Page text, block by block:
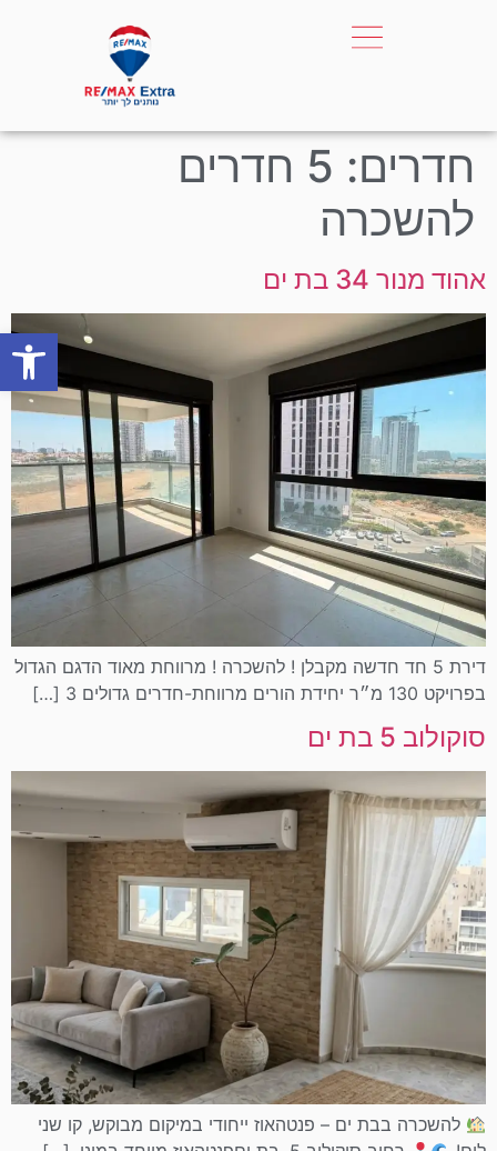
פתח
חדרים:
5 חדרים
להשכרה
אהוד מנור 34 בת ים
דירת 5 חד חדשה מקבלן ! להשכרה ! מרווחת מאוד הדגם הגדול
בפרויקט 130 מ״ר יחידת הורים מרווחת-חדרים גדולים 3 […]
סוקולוב 5 בת ים
להשכרה בבת ים – פנטהאוז ייחודי במיקום מבוקש, קו שני